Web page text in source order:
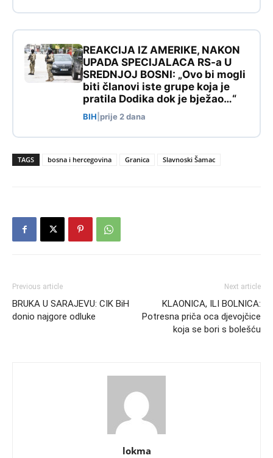
REAKCIJA IZ AMERIKE, NAKON
UPADA SPECIJALACA RS-a U
SREDNJOJ BOSNI: „Ovo bi mogli
biti članovi iste grupe koja je
pratila Dodika dok je bježao…“
BIH prije 2 dana
TAGS bosna i hercegovina Granica Slavnoski Šamac
Previous article
BRUKA U SARAJEVU: CIK BiH
donio najgore odluke
Next article
KLAONICA, ILI BOLNICA:
Potresna priča oca djevojčice
koja se bori s bolešću
lokma